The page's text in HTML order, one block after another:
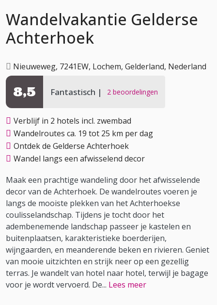
Wandelvakantie Gelderse
Achterhoek
Nieuweweg, 7241EW, Lochem, Gelderland, Nederland
Fantastisch 2 beoordelingen
8,5
Verblijf in 2 hotels incl. zwembad
Wandelroutes ca. 19 tot 25 km per dag
Ontdek de Gelderse Achterhoek
Wandel langs een afwisselend decor
Maak een prachtige wandeling door het afwisselende
decor van de Achterhoek. De wandelroutes voeren je
langs de mooiste plekken van het Achterhoekse
coulisselandschap. Tijdens je tocht door het
adembenemende landschap passeer je kastelen en
buitenplaatsen, karakteristieke boerderijen,
wijngaarden, en meanderende beken en rivieren. Geniet
van mooie uitzichten en strijk neer op een gezellig
terras. Je wandelt van hotel naar hotel, terwijl je bagage
voor je wordt vervoerd. De... Lees meer